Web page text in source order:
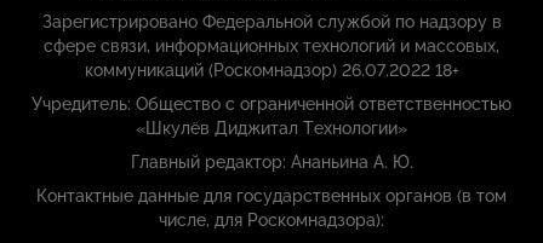
Зарегистрировано Федеральной службой по надзору в
сфере связи, информационных технологий и массовых,
коммуникаций (Роскомнадзор) 26.07.2022 18+
Учредитель: Общество с ограниченной ответственностью
«Шкулёв Диджитал Технологии»
Главный редактор: Ананьина А. Ю.
Контактные данные для государственных органов (в том
числе, для Роскомнадзора):